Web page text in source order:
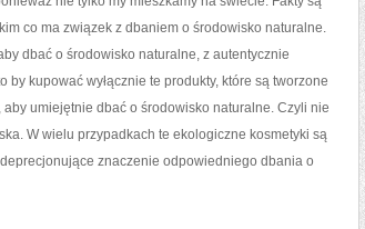
co ma związek z dbaniem o środowisko naturalne.
dbać o środowisko naturalne, z autentycznie
kupować wyłącznie te produkty, które są tworzone
umiejętnie dbać o środowisko naturalne. Czyli nie
W wielu przypadkach te ekologiczne kosmetyki są
znaczenie odpowiedniego dbania o